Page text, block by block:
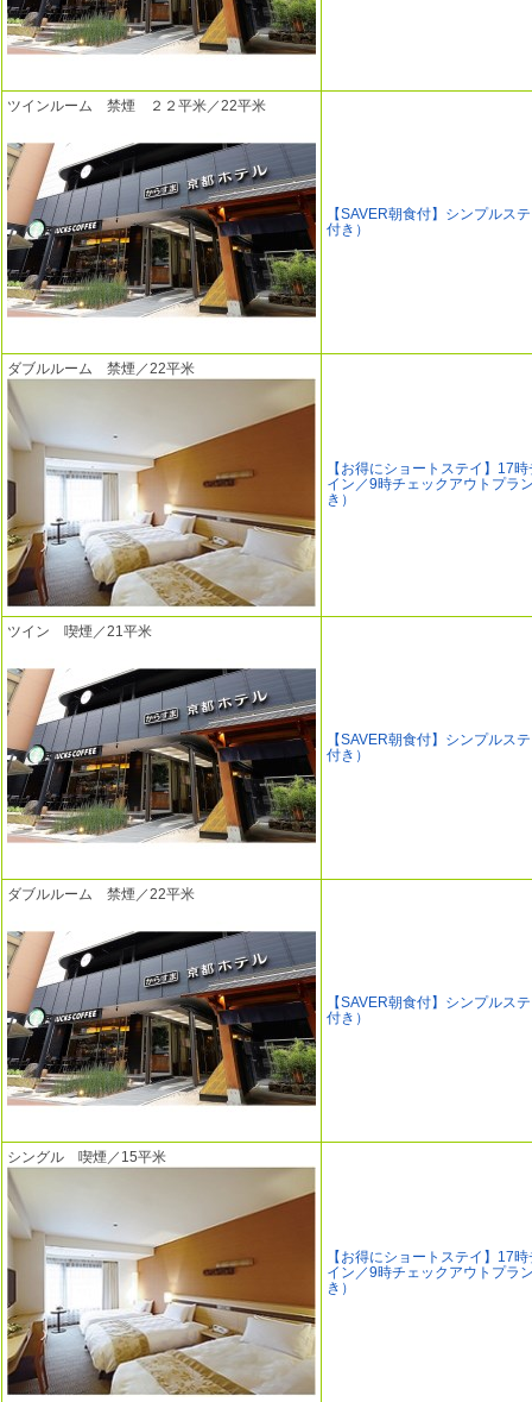
ツインルーム 禁煙 ２２平米／22平米
【SAVER朝食付】シンプルス
付き）
ダブルルーム 禁煙／22平米
【お得にショートステイ】17
イン／9時チェックアウトプラ
き）
ツイン 喫煙／21平米
【SAVER朝食付】シンプルス
付き）
ダブルルーム 禁煙／22平米
【SAVER朝食付】シンプルス
付き）
シングル 喫煙／15平米
【お得にショートステイ】17
イン／9時チェックアウトプラ
き）